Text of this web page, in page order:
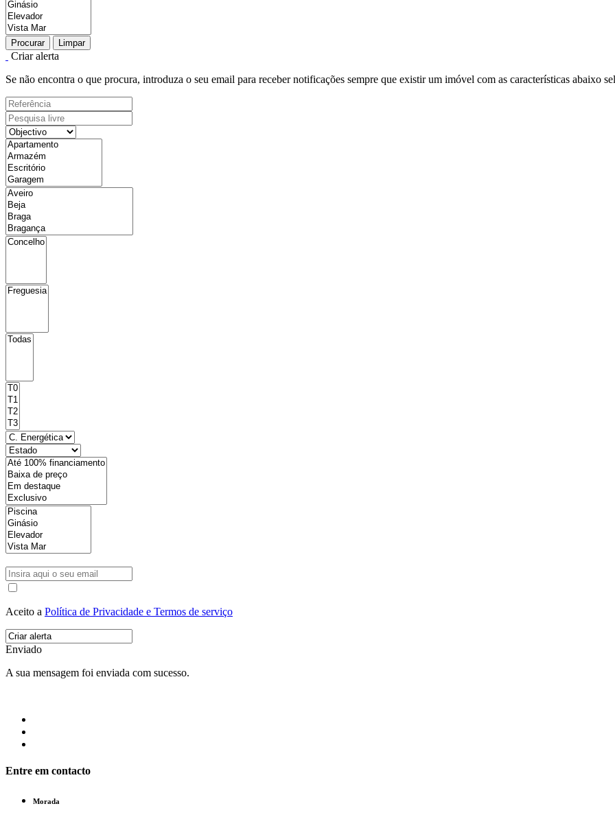
Procurar Limpar
Criar alerta
Se não encontra o que procura, introduza o seu email para receber notificações sempre que existir um imóvel com as características abaixo
Aceito a Política de Privacidade e Termos de serviço
Enviado
A sua mensagem foi enviada com sucesso.
Entre em contacto
Morada